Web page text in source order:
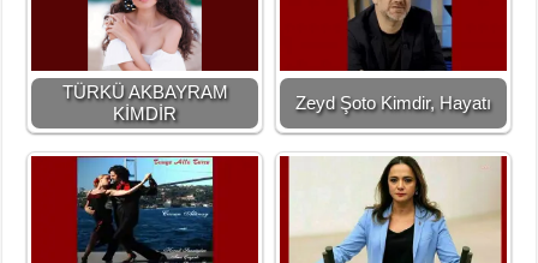
TÜRKÜ AKBAYRAM
KİMDİR
Zeyd Şoto Kimdir, Hayatı